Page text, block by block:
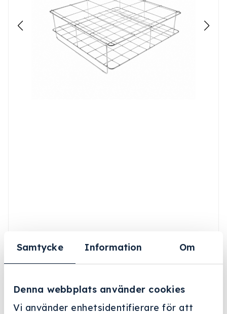
Samtycke Information Om
Denna webbplats använder cookies
Vi använder enhetsidentifierare för att